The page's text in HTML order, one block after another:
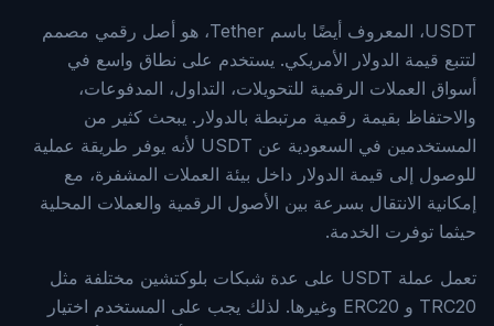
USDT، المعروف أيضًا باسم Tether، هو أصل رقمي مصمم
لتتبع قيمة الدولار الأمريكي. يستخدم على نطاق واسع في
أسواق العملات الرقمية للتحويلات، التداول، المدفوعات،
والاحتفاظ بقيمة رقمية مرتبطة بالدولار. يبحث كثير من
المستخدمين في السعودية عن USDT لأنه يوفر طريقة عملية
للوصول إلى قيمة الدولار داخل بيئة العملات المشفرة، مع
إمكانية الانتقال بسرعة بين الأصول الرقمية والعملات المحلية
حيثما توفرت الخدمة.
تعمل عملة USDT على عدة شبكات بلوكتشين مختلفة مثل
TRC20 و ERC20 وغيرها. لذلك يجب على المستخدم اختيار